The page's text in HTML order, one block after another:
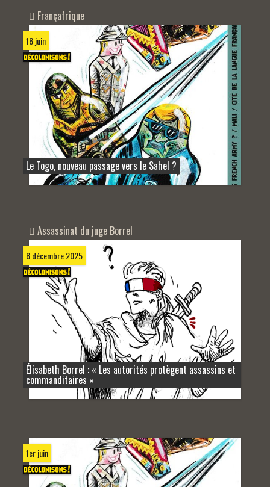
Françafrique
18 juin
Le Togo, nouveau passage vers le Sahel ?
Assassinat du juge Borrel
8 décembre 2025
Élisabeth Borrel : « Les autorités protègent assassins et
commanditaires »
1er juin